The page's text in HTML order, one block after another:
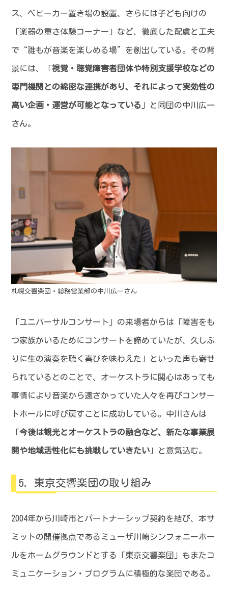
ス、ベビーカー置き場の設置、さらには子ども向けの
「楽器の重さ体験コーナー」など、徹底した配慮と工夫
で“誰もが音楽を楽しめる場”を創出している。その背
景には、「視覚・聴覚障害者団体や特別支援学校などの
専門機関との綿密な連携があり、それによって実効性の
高い企画・運営が可能となっている 」と同団の中川広一
さん。
札幌交響楽団・総務営業部の中川広一さん
「ユニバーサルコンサート」の来場者からは「障害をも
つ家族がいるためにコンサートを諦めていたが、久しぶ
りに生の演奏を聴く喜びを味わえた」といった声も寄せ
られているとのことで、オーケストラに関心はあっても
事情により音楽から遠ざかっていた人々を再びコンサー
トホールに呼び戻すことに成功している。中川さんは
「今後は観光とオーケストラの融合など、新たな事業展
開や地域活性化にも挑戦していきたい 」と意気込む。
東京交響楽団の取り組み
2004年から川崎市とパートナーシップ契約を結び、本サ
ミットの開催拠点であるミューザ川崎シンフォニーホー
ルをホームグラウンドとする「東京交響楽団」もまたコ
ミュニケーション・プログラムに積極的な楽団である。